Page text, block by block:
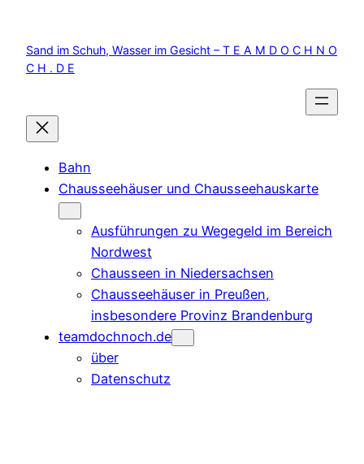
springen
Sand im Schuh, Wasser im Gesicht – T E A M D O C H N O
C H . D E
Bahn
Chausseehäuser und Chausseehauskarte
Ausführungen zu Wegegeld im Bereich
Nordwest
Chausseen in Niedersachsen
Chausseehäuser in Preußen,
insbesondere Provinz Brandenburg
teamdochnoch.de
über
Datenschutz